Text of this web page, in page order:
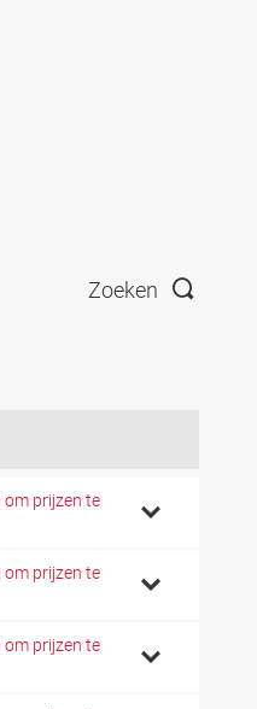
Zoeken
prijzen te
prijzen te
prijzen te